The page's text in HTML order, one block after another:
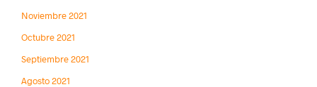
Noviembre 2021
Octubre 2021
Septiembre 2021
Agosto 2021